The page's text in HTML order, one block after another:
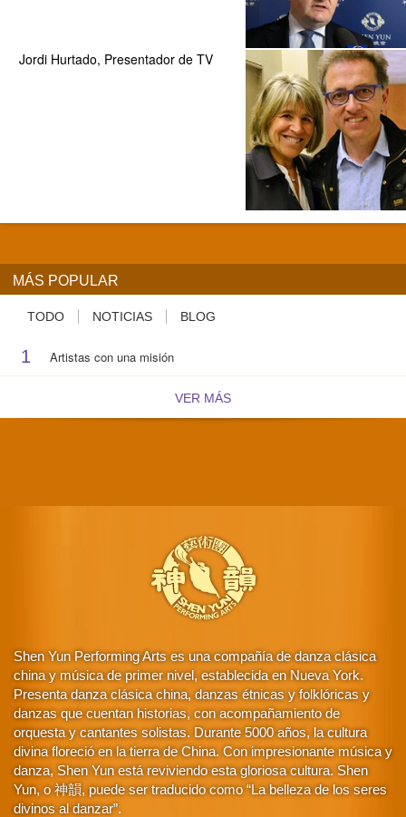
Jordi Hurtado, Presentador de TV
MÁS POPULAR
TODO NOTICIAS BLOG
1 Artistas con una misión
VER MÁS
Shen Yun Performing Arts es una compañía de danza clásica
china y música de primer nivel, establecida en Nueva York.
Presenta danza clásica china, danzas étnicas y folklóricas y
danzas que cuentan historias, con acompañamiento de
orquesta y cantantes solistas. Durante 5000 años, la cultura
divina floreció en la tierra de China. Con impresionante música y
danza, Shen Yun está reviviendo esta gloriosa cultura. Shen
Yun, o 神韻, puede ser traducido como “La belleza de los seres
divinos al danzar”.